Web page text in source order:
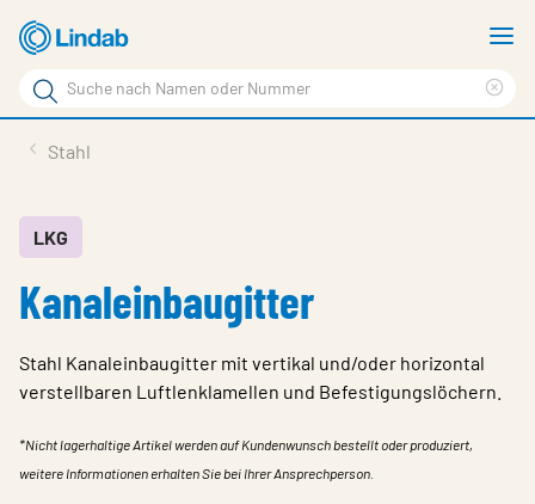
Zum
Hauptinhalt
Suchbegriff
Seite
durchsuchen
Im Fokus
Über Lindab
Downloads
Einloggen
Stahl
LKG
Kanaleinbaugitter
Stahl Kanaleinbaugitter mit vertikal und/oder horizontal
verstellbaren Luftlenklamellen und Befestigungslöchern.
*Nicht lagerhaltige Artikel werden auf Kundenwunsch bestellt oder produziert,
weitere Informationen erhalten Sie bei Ihrer Ansprechperson.